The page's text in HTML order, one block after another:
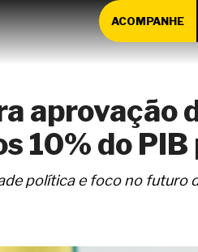
ACOMPANHE
aprovação
10% do
política e foco no futuro